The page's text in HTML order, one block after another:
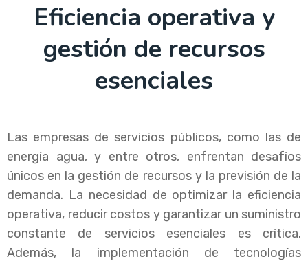
Eficiencia operativa y
gestión de recursos
esenciales
Las empresas de servicios públicos, como las de
energía agua, y entre otros, enfrentan desafíos
únicos en la gestión de recursos y la previsión de la
demanda. La necesidad de optimizar la eficiencia
operativa, reducir costos y garantizar un suministro
constante de servicios esenciales es crítica.
Además, la implementación de tecnologías